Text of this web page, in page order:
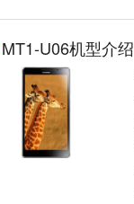
MT1-U06机型介绍